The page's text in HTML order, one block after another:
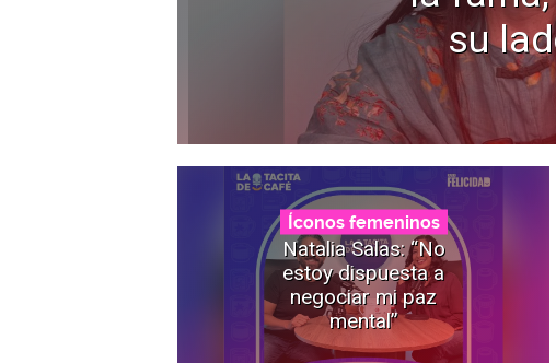
su
Íconos femeninos
Natalia Salas: “No
estoy dispuesta a
negociar mi paz
mental”